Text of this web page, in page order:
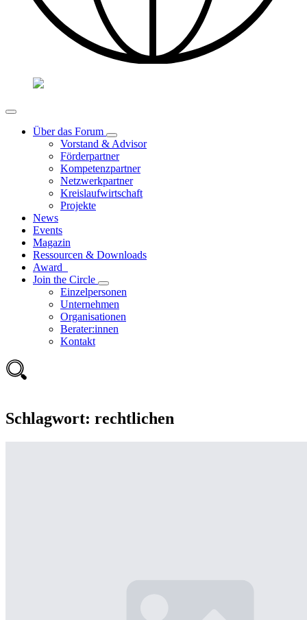
Über das Forum
Vorstand & Advisor
Förderpartner
Kompetenzpartner
Netzwerkpartner
Kreislaufwirtschaft
Projekte
News
Events
Magazin
Ressourcen & Downloads
Award
Join the Circle
Einzelpersonen
Unternehmen
Organisationen
Berater:innen
Kontakt
Schlagwort: rechtlichen